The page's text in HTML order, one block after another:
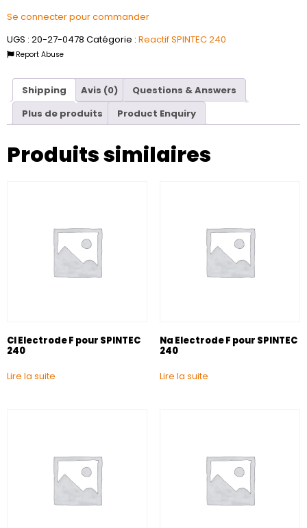
Se connecter pour commander
UGS : 20-27-0478 Catégorie : Reactif SPINTEC 240
Report Abuse
Shipping Avis (0)
Questions & Answers
Plus de produits
Product Enquiry
Produits similaires
Cl Electrode F pour SPINTEC
240
Lire la suite
Na Electrode F pour SPINTEC
240
Lire la suite